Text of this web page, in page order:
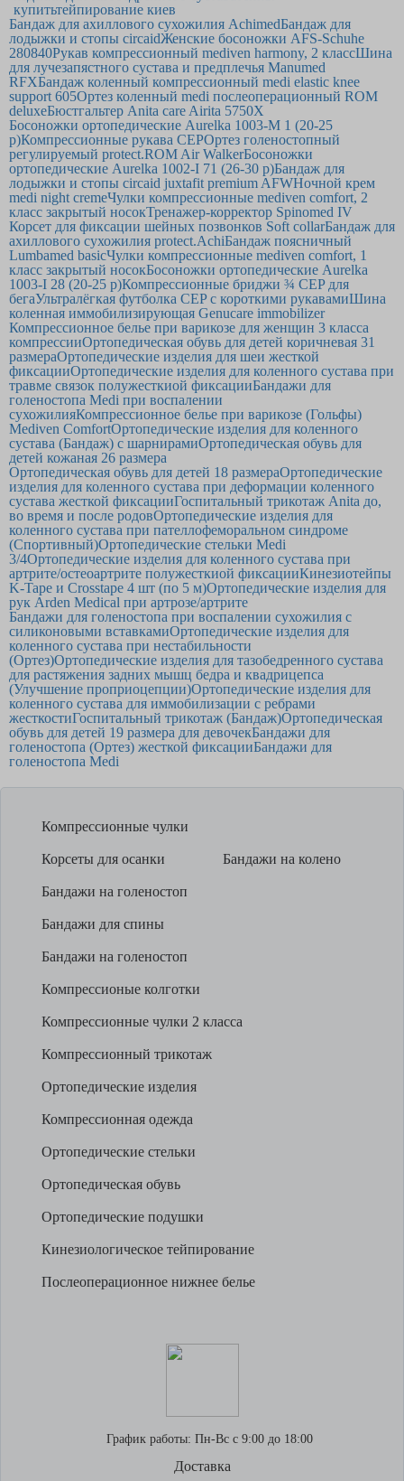
купитьтейпирование киев
Бандаж для ахиллового сухожилия AchimedБандаж для
лодыжки и стопы circaidЖенские босоножки AFS-Schuhe
280840Рукав компрессионный mediven harmony, 2 классШина
для лучезапястного сустава и предплечья Manumed
RFXБандаж коленный компрессионный medi elastic knee
support 605Ортез коленный medi послеоперационный ROM
deluxeБюстгальтер Anita care Airita 5750Х
Босоножки ортопедические Aurelka 1003-M 1 (20-25
р)Компрессионные рукава CEPОртез голеностопный
регулируемый protect.ROM Air WalkerБосоножки
ортопедические Aurelka 1002-I 71 (26-30 р)Бандаж для
лодыжки и стопы circaid juxtafit premium AFWНочной крем
medi night cremeЧулки компрессионные mediven comfort, 2
класс закрытый носокТренажер-корректор Spinomed IV
Корсет для фиксации шейных позвонков Soft collarБандаж для
ахиллового сухожилия protect.AchiБандаж поясничный
Lumbamed basicЧулки компрессионные mediven comfort, 1
класс закрытый носокБосоножки ортопедические Aurelka
1003-I 28 (20-25 р)Компрессионные бриджи ¾ CEP для
бегаУльтралёгкая футболка CEP с короткими рукавамиШина
коленная иммобилизирующая Genucare immobilizer
Компрессионное белье при варикозе для женщин 3 класса
компрессииОртопедическая обувь для детей коричневая 31
размераОртопедические изделия для шеи жесткой
фиксацииОртопедические изделия для коленного сустава при
травме связок полужесткиой фиксацииБандажи для
голеностопа Medi при воспалении
сухожилияКомпрессионное белье при варикозе (Гольфы)
Mediven ComfortОртопедические изделия для коленного
сустава (Бандаж) с шарнирамиОртопедическая обувь для
детей кожаная 26 размера
Ортопедическая обувь для детей 18 размераОртопедические
изделия для коленного сустава при деформации коленного
сустава жесткой фиксацииГоспитальный трикотаж Anita до,
во время и после родовОртопедические изделия для
коленного сустава при пателлофеморальном синдроме
(Спортивный)Ортопедические стельки Medi
3/4Ортопедические изделия для коленного сустава при
артрите/остеоартрите полужесткиой фиксацииКинезиотейпы
K-Tape и Crosstape 4 шт (по 5 м)Ортопедические изделия для
рук Arden Medical при артрозе/артрите
Бандажи для голеностопа при воспалении сухожилия с
силиконовыми вставкамиОртопедические изделия для
коленного сустава при нестабильности
(Ортез)Ортопедические изделия для тазобедренного сустава
для растяжения задних мышц бедра и квадрицепса
(Улучшение проприоцепции)Ортопедические изделия для
коленного сустава для иммобилизации с ребрами
жесткостиГоспитальный трикотаж (Бандаж)Ортопедическая
обувь для детей 19 размера для девочекБандажи для
голеностопа (Ортез) жесткой фиксацииБандажи для
голеностопа Medi
Компрессионные чулки
Корсеты для осанки Бандажи на колено
Бандажи на голеностоп
Бандажи для спины
Бандажи на голеностоп
Компрессионые колготки
Компрессионные чулки 2 класса
Компрессионный трикотаж
Ортопедические изделия
Компрессионная одежда
Ортопедические стельки
Ортопедическая обувь
Ортопедические подушки
Кинезиологическое тейпирование
Послеоперационное нижнее белье
График работы: Пн-Вс с 9:00 до 18:00
Доставка